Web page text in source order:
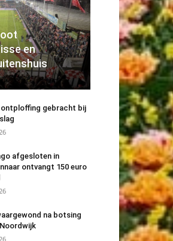
en
gebracht bij
afgesloten in
ontvangt 150 euro
na botsing